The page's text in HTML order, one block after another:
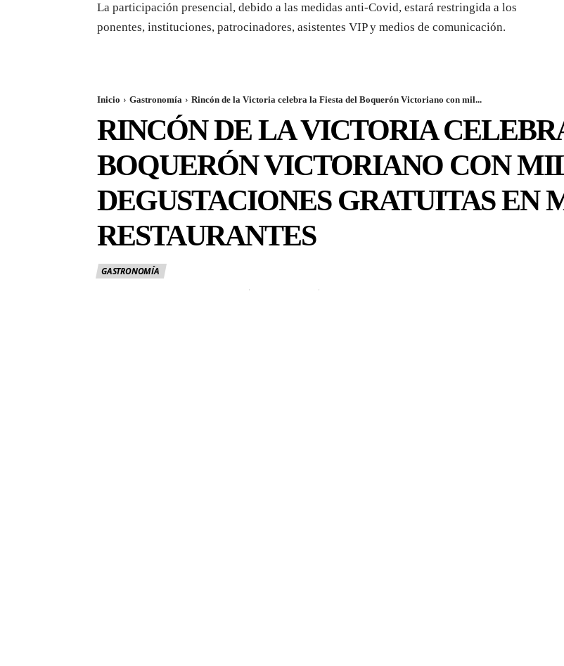
La participación presencial, debido a las medidas anti-Covid, estará restringida a los
ponentes, instituciones, patrocinadores, asistentes VIP y medios de comunicación.